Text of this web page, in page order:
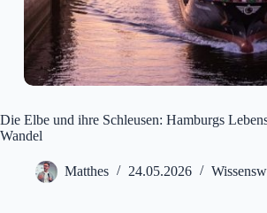
Die Elbe und ihre Schleusen: Hamburgs
Wandel
Matthes 24.05.2026